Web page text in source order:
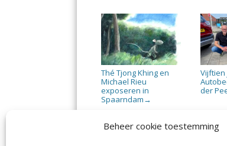
Beheer cookie toestemming
Thé Tjong Khing en
Michael Rieu
exposeren in
Spaarndam →
der